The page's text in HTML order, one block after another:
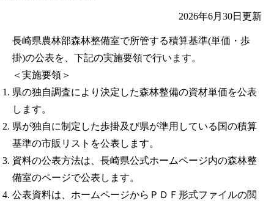
2026年6月30日 更新
長崎県農林部森林整備室で所管する積算基準(単価・歩
掛)の公表を、下記の実施要領で行います。
＜実施要領＞
県の独自調査により決定した森林整備の資材単価を公表
します。
県が独自に制定した歩掛及び県が準用している国の積算
基準の市販リストを公表します。
資料の公表方法は、長崎県公式ホームページ内の森林整
備室のページで公表します。
公表資料は、ホームページからＰＤＦ形式ファイルの閲